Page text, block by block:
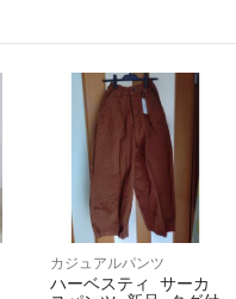
お願い
カジュアルパンツ
ハーベスティ サーカ